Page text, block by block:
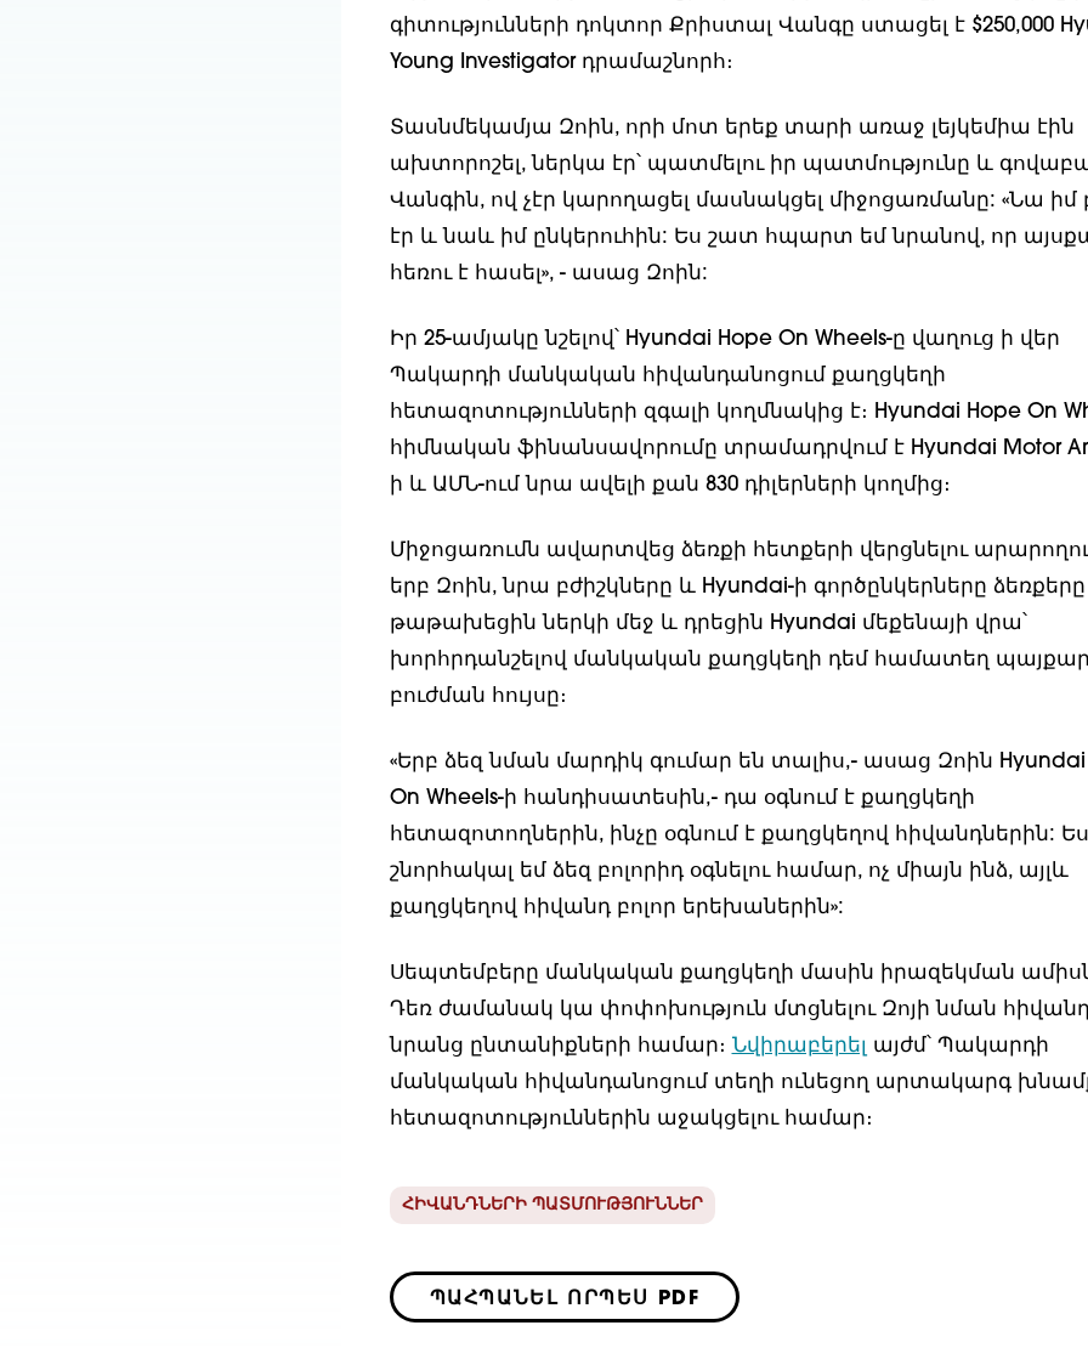
գիտությունների դոկտոր Քրիստալ Վանգը ստացել է $250,000
Young Investigator դրամաշնորհ։
Տասնմեկամյա Զոին, որի մոտ երեք տարի առաջ լեյկեմիա էին
ախտորոշել, ներկա էր՝ պատմելու իր պատմությունը և
Վանգին, ով չէր կարողացել մասնակցել միջոցառմանը: «Նա իմ
էր և նաև իմ ընկերուհին: Ես շատ հպարտ եմ նրանով, որ
հեռու է հասել», - ասաց Զոին:
Իր 25-ամյակը նշելով՝ Hyundai Hope On Wheels-ը վաղուց ի վեր
Պակարդի մանկական հիվանդանոցում քաղցկեղի
հետազոտությունների զգալի կողմնակից է։ Hyundai Hope On
հիմնական ֆինանսավորումը տրամադրվում է Hyundai Motor
ի և ԱՄՆ-ում նրա ավելի քան 830 դիլերների կողմից։
Միջոցառումն ավարտվեց ձեռքի հետքերի վերցնելու
երբ Զոին, նրա բժիշկները և Hyundai-ի գործընկերները ձեռքերը
թաթախեցին ներկի մեջ և դրեցին Hyundai մեքենայի վրա՝
խորհրդանշելով մանկական քաղցկեղի դեմ համատեղ
բուժման հույսը։
«Երբ ձեզ նման մարդիկ գումար են տալիս,- ասաց Զոին Hyundai
On Wheels-ի հանդիսատեսին,- դա օգնում է քաղցկեղի
հետազոտողներին, ինչը օգնում է քաղցկեղով հիվանդներին: Ես
շնորհակալ եմ ձեզ բոլորիդ օգնելու համար, ոչ միայն ինձ, այլև
քաղցկեղով հիվանդ բոլոր երեխաներին»:
Սեպտեմբերը մանկական քաղցկեղի մասին իրազեկման ամիսն
Դեռ ժամանակ կա փոփոխություն մտցնելու Զոյի նման
նրանց ընտանիքների համար։ Նվիրաբերել այժմ՝ Պակարդի
մանկական հիվանդանոցում տեղի ունեցող արտակարգ
հետազոտություններին աջակցելու համար։
ՀԻՎԱՆԴՆԵՐԻ ՊԱՏՄՈՒԹՅՈՒՆՆԵՐ
ՊԱՀՊԱՆԵԼ ՈՐՊԵՍ PDF